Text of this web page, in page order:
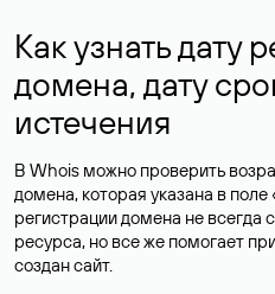
Как узнать дату
домена, дату
истечения
В Whois можно проверить
домена, которая указана в поле
регистрации домена не всегда
ресурса, но все же помогает
создан сайт.